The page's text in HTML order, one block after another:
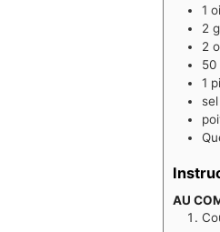
1
2
2
50
1
sel
AU